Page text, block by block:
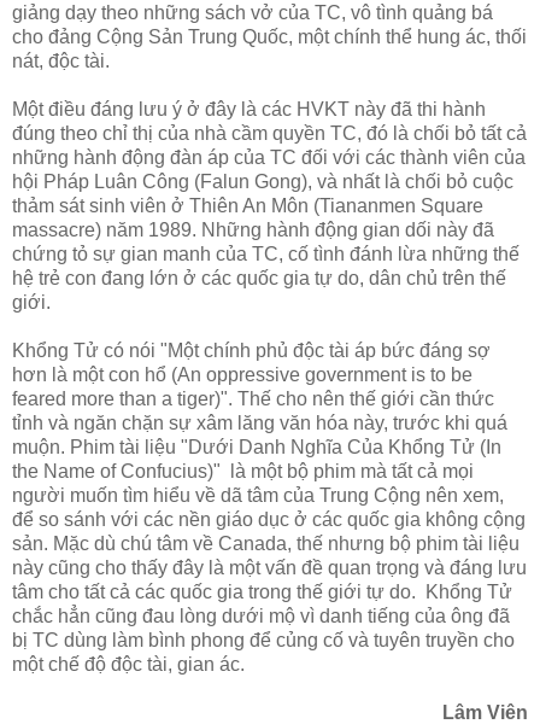
giảng dạy theo những sách vở của TC, vô tình quảng bá
cho đảng Cộng Sản Trung Quốc, một chính thể hung ác, thối
nát, độc tài.
Một điều đáng lưu ý ở đây là các HVKT này đã thi hành
đúng theo chỉ thị của nhà cầm quyền TC, đó là chối bỏ tất cả
những hành động đàn áp của TC đối với các thành viên của
hội Pháp Luân Công (Falun Gong), và nhất là chối bỏ cuộc
thảm sát sinh viên ở Thiên An Môn (Tiananmen Square
massacre) năm 1989. Những hành động gian dối này đã
chứng tỏ sự gian manh của TC, cố tình đánh lừa những thế
hệ trẻ con đang lớn ở các quốc gia tự do, dân chủ trên thế
giới.
Khổng Tử có nói "Một chính phủ độc tài áp bức đáng sợ
hơn là một con hổ (An oppressive government is to be
feared more than a tiger)". Thế cho nên thế giới cần thức
tỉnh và ngăn chặn sự xâm lăng văn hóa này, trước khi quá
muộn. Phim tài liệu "Dưới Danh Nghĩa Của Khổng Tử (In
the Name of Confucius)" là một bộ phim mà tất cả mọi
người muốn tìm hiểu về dã tâm của Trung Cộng nên xem,
để so sánh với các nền giáo dục ở các quốc gia không cộng
sản. Mặc dù chú tâm về Canada, thế nhưng bộ phim tài liệu
này cũng cho thấy đây là một vấn đề quan trọng và đáng lưu
tâm cho tất cả các quốc gia trong thế giới tự do. Khổng Tử
chắc hẳn cũng đau lòng dưới mộ vì danh tiếng của ông đã
bị TC dùng làm bình phong để củng cố và tuyên truyền cho
một chế độ độc tài, gian ác.
Lâm Viên